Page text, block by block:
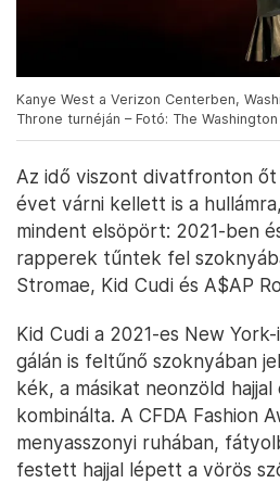
Kanye West a Verizon Centerben,
Throne turnéján – Fotó: The
Az idő viszont divatfronton őt
évet várni kellett is a
mindent elsöpört: 2021-ben
rapperek tűntek fel
Stromae, Kid Cudi és A$AP
Kid Cudi a 2021-es New
gálán is feltűnő szoknyában
kék, a másikat neonzöld
kombinálta. A CFDA Fashion
menyasszonyi ruhában,
festett hajjal lépett a vörös